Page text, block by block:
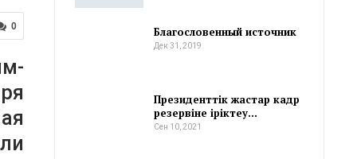
0 Благословенный источник
Дек 31, 2019
Президенттік жастар кадр
резервіне іріктеу…
Сен 10, 2021